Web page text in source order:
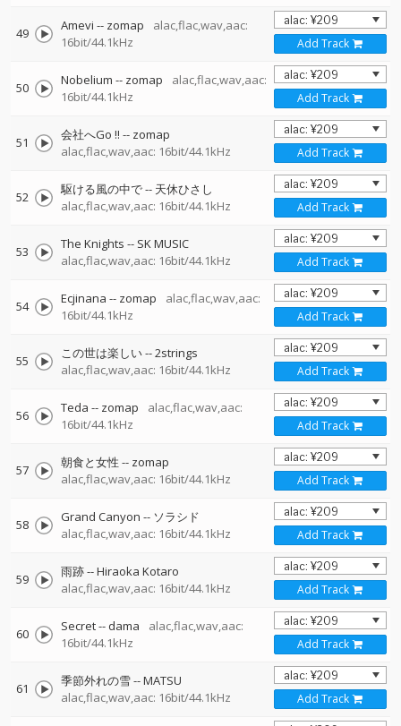
49 Amevi -- zomap
alac,flac,wav,aac:
16bit/44.1kHz
Add Track
50 Nobelium -- zomap
alac,flac,wav,aac:
16bit/44.1kHz
Add Track
51 会社へGo !! -- zomap
alac,flac,wav,aac: 16bit/44.1kHz
Add Track
52 駆ける風の中で-- 天休ひさし
alac,flac,wav,aac: 16bit/44.1kHz
Add Track
53 The Knights -- SK MUSIC
alac,flac,wav,aac: 16bit/44.1kHz
Add Track
54 Ecjinana -- zomap
alac,flac,wav,aac:
16bit/44.1kHz
Add Track
55 この世は楽しい--2strings
alac,flac,wav,aac: 16bit/44.1kHz
Add Track
56 Teda -- zomap
alac,flac,wav,aac:
16bit/44.1kHz
Add Track
57 朝食と女性 -- zomap
alac,flac,wav,aac: 16bit/44.1kHz
Add Track
58 Grand Canyon -- ソラシド
alac,flac,wav,aac: 16bit/44.1kHz
Add Track
59 雨跡--Hiraoka Kotaro
alac,flac,wav,aac: 16bit/44.1kHz
Add Track
60 Secret-- dama
alac,flac,wav,aac:
16bit/44.1kHz
Add Track
61 季節外れの雪--MATSU
alac,flac,wav,aac: 16bit/44.1kHz
Add Track